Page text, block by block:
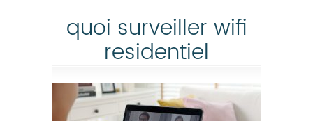
quoi surveiller wifi
residentiel